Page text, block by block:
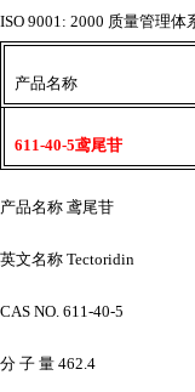
ISO 9001: 2000 质量管理
产品名称
611-40-5鸢尾苷
产品名称 鸢尾苷
英文名称 Tectoridin
CAS NO. 611-40-5
分 子 量 462.4